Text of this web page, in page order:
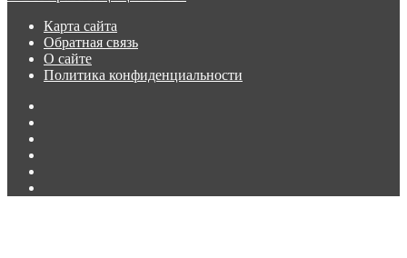
сериала
«Лэндмен»
Карта сайта
Обратная связь
О сайте
Политика конфиденциальности